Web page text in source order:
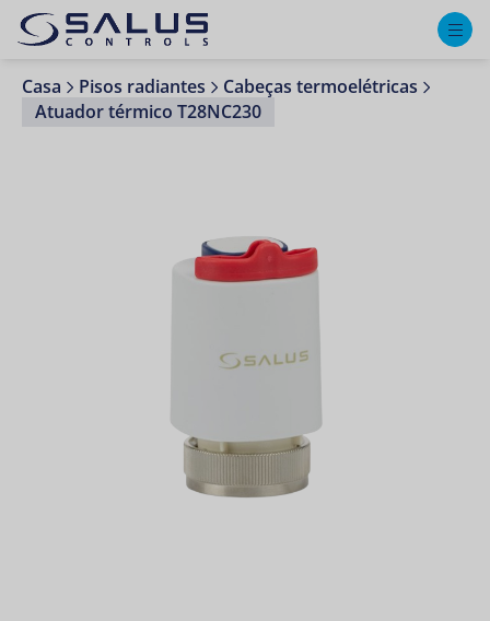
Casa Pisos radiantes
Cabeças termoelétricas
Atuador térmico T28NC230